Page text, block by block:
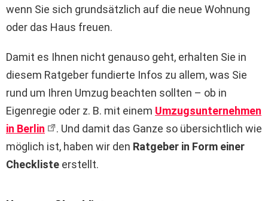
wenn Sie sich grundsätzlich auf die neue Wohnung
oder das Haus freuen.
Damit es Ihnen nicht genauso geht, erhalten Sie in
diesem Ratgeber fundierte Infos zu allem, was Sie
rund um Ihren Umzug beachten sollten – ob in
Eigenregie oder z. B. mit einem Umzugsunternehmen
in Berlin
. Und damit das Ganze so übersichtlich wie
möglich ist, haben wir den Ratgeber in Form einer
Checkliste erstellt.